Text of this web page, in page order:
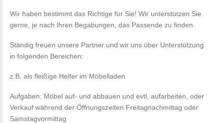
Wir haben bestimmt das Richtige für Sie! Wir unterstützen Sie
gerne, je nach Ihren Begabungen, das Passende zu finden.
Ständig freuen unsere Partner und wir uns über Unterstützung
in folgenden Bereichen:
z.B. als fleißige Helfer im Möbelladen
Aufgaben: Möbel auf- und abbauen und evtl. aufarbeiten, oder
Verkauf während der Öffnungszeiten Freitagnachmittag oder
Samstagvormittag